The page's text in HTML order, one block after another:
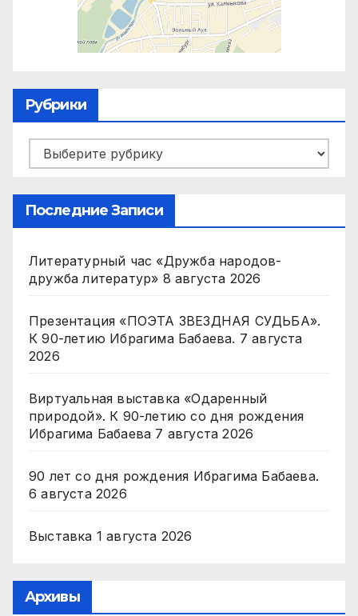
Рубрики
Рубрики
Последние Записи
Литературный час «Дружба народов-
дружба литератур» 8 августа 2026
Презентация «ПОЭТА ЗВЕЗДНАЯ СУДЬБА».
К 90-летию Ибрагима Бабаева. 7 августа
2026
Виртуальная выставка «Одаренный
природой». К 90-летию со дня рождения
Ибрагима Бабаева 7 августа 2026
90 лет со дня рождения Ибрагима Бабаева.
6 августа 2026
Выставка 1 августа 2026
Архивы